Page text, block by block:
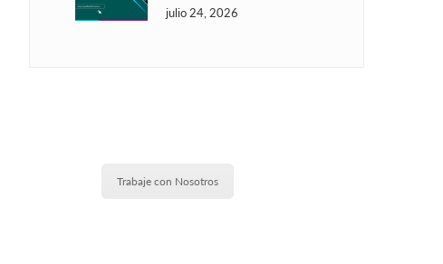
julio 24, 2026
Trabaje con Nosotros